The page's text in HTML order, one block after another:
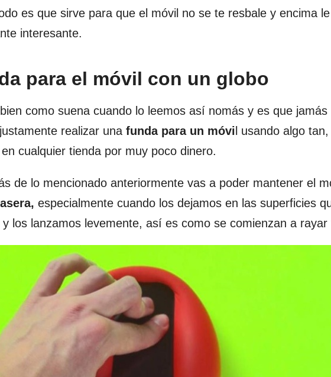
es que sirve para que el móvil no se te resbale y encima
interesante.
para el móvil con un globo
como suena cuando lo leemos así nomás y es que jamás
realizar una funda para un móvi l usando algo
cualquier tienda por muy poco dinero.
de lo mencionado anteriormente vas a poder mantener el
especialmente cuando los dejamos en las superficies
los lanzamos levemente, así es como se comienzan a rayar